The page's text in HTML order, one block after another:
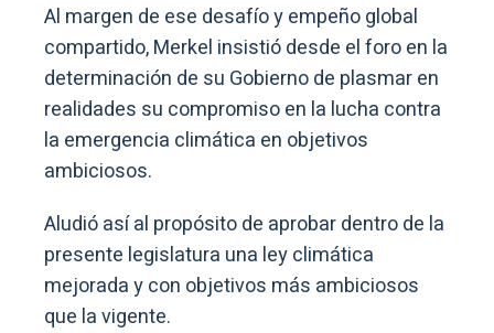
Al margen de ese desafío y empeño global
compartido, Merkel insistió desde el foro en la
determinación de su Gobierno de plasmar en
realidades su compromiso en la lucha contra
la emergencia climática en objetivos
ambiciosos.
Aludió así al propósito de aprobar dentro de la
presente legislatura una ley climática
mejorada y con objetivos más ambiciosos
que la vigente.